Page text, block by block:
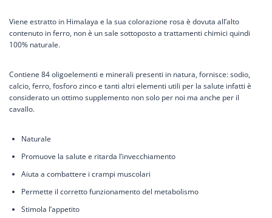
Viene estratto in Himalaya e la sua colorazione rosa è dovuta all’alto
contenuto in ferro, non è un sale sottoposto a trattamenti chimici quindi
100% naturale.
Contiene 84 oligoelementi e minerali presenti in natura, fornisce: sodio,
calcio, ferro, fosforo zinco e tanti altri elementi utili per la salute infatti è
considerato un ottimo supplemento non solo per noi ma anche per il
cavallo.
Naturale
Promuove la salute e ritarda l’invecchiamento
Aiuta a combattere i crampi muscolari
Permette il corretto funzionamento del metabolismo
Stimola l’appetito